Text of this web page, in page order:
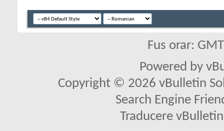
Fus orar:
Powered by
Copyright © 2026 vBulletin
Search Engine
Traducere